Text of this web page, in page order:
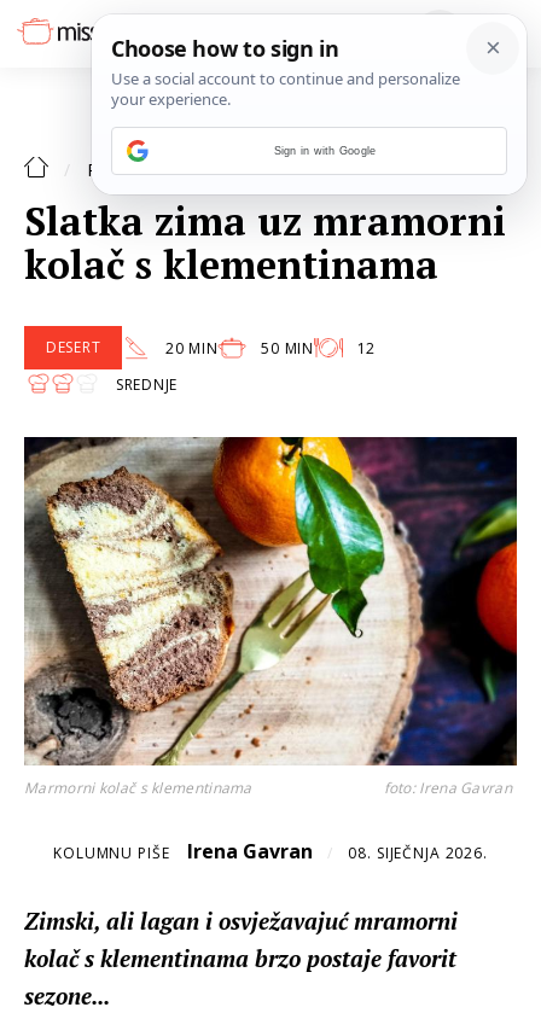
RECEPTI DESERT
Slatka zima uz mramorni
kolač s klementinama
DESERT 20 MIN 50 MIN
12
SREDNJE
Marmorni kolač s klementinama foto: Irena Gavran
KOLUMNU PIŠE Irena Gavran / 08. SIJEČNJA 2026.
Zimski, ali lagan i osvježavajuć mramorni
kolač s klementinama brzo postaje favorit
sezone...
Sign in with Google